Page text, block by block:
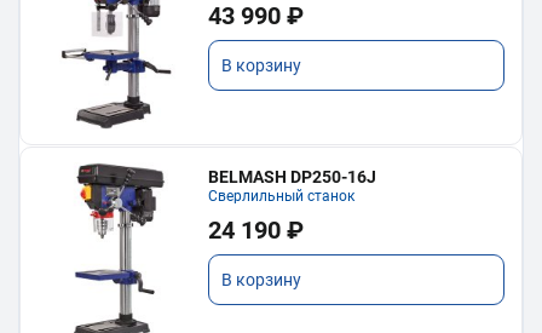
43 990 ₽
В корзину
BELMASH DP250-16J
Сверлильный станок
24 190 ₽
В корзину